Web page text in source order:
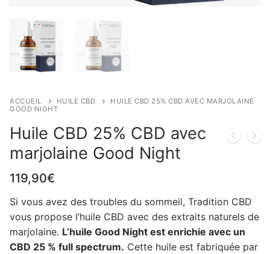
ACCUEIL HUILE CBD
HUILE CBD 25% CBD AVEC MARJOLAINE
GOOD NIGHT
Huile CBD 25% CBD avec
marjolaine Good Night
119,90€
Si vous avez des troubles du sommeil, Tradition CBD
vous propose l’huile CBD avec des extraits naturels de
marjolaine. L’huile Good Night est enrichie avec un
CBD 25 % full spectrum. Cette huile est fabriquée par